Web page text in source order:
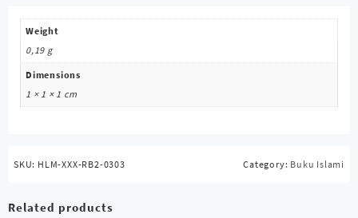
Weight
0,19 g
Dimensions
1 × 1 × 1 cm
SKU: HLM-XXX-RB2-0303 Category: Buku Islami
Related products